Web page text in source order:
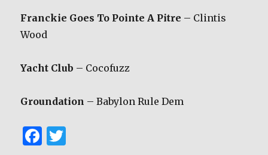
Franckie Goes To Pointe A Pitre – Clintis
Wood
Yacht Club – Cocofuzz
Groundation – Babylon Rule Dem
F